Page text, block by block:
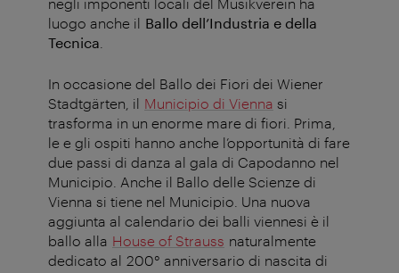
luogo anche il Ballo dell’Industria e della
Tecnica
In occasione del Ballo dei Fiori dei Wiener
Stadtgärten, il Municipio di Vienna si
trasforma in un enorme mare di fiori. Prima,
le e gli ospiti hanno anche l’opportunità di fare
due passi di danza al gala di Capodanno nel
Municipio. Anche il Ballo delle Scienze di
Vienna si tiene nel Municipio. Una nuova
aggiunta al calendario dei balli viennesi è il
ballo alla House of Strauss naturalmente
dedicato al 200° anniversario di nascita di